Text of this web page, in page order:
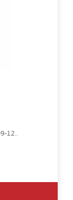
12..